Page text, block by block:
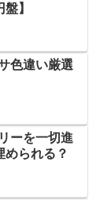
】
色違い厳選
ーを一切進
められる？